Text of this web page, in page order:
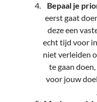
Bepaal je
eerst gaat
deze een
echt tijd voor
niet verleiden
te gaan
voor jouw